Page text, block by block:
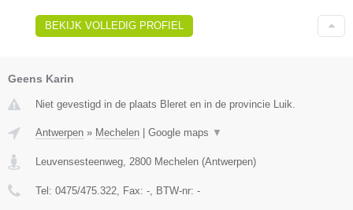
BEKIJK VOLLEDIG PROFIEL
Geens Karin
Niet gevestigd in de plaats Bleret en in de provincie Luik.
Antwerpen » Mechelen Google maps ▼
Leuvensesteenweg, 2800 Mechelen (Antwerpen)
Tel: 0475/475.322, Fax: -, BTW-nr: -